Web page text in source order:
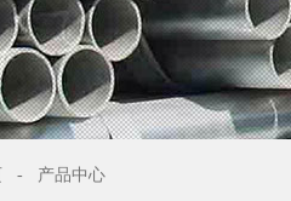
- 产品中心